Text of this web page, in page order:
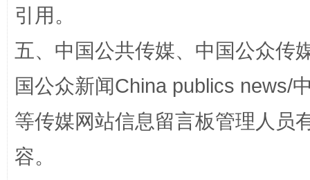
扯下公款旅游的“隐身衣” 如何以
引用。
五、中国公共传媒、中国公众传
国公众新闻China publics news/
等传媒网站信息留言板管理人员
容。